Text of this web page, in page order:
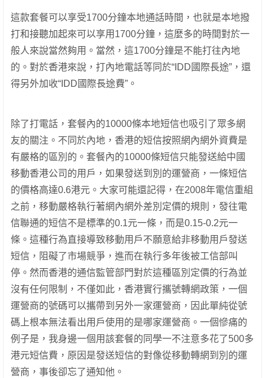
這款套餐可以享受1700分鐘本地通話時間，也就是本地撥
打和接聽加起來可以享用1700分鐘，這麼多的時間對於一
般人來說當然夠用。當然，這1700分鐘是不能打往內地
的。對於香港來說，打內地電話等同於“IDD國際長途”，還
得另外加收“IDD國際長途費”。
除了打電話，套餐內的10000條本地短信也吸引了眾多網
友的關注。不同於內地，香港的短信按照網內網外資費是
有嚴格的區別的。套餐內的10000條短信只能發送給中國
移動香港公司的用戶，如果發送到別的運營商，一條短信
的價格高達0.6港元。大家可能還記得，在2008年電信重組
之前，移動嚴格執行著網內網外差別定價的規則，發往電
信聯通的短信不是標準的0.1元一條，而是0.15-0.2元一
條。這種行為直接導致移動用戶不願意給非移動用戶發送
短信，阻礙了市場競爭，進而在執行多年後被工信部叫
停。然而香港的通信監管部門對於這種區別定價的行為並
沒有任何限制，不僅如此，香港實行攜號轉網政策，一個
運營商的號碼可以攜帶到另外一家運營商，因此單純從號
碼上根本無法看出用戶使用的是哪家運營商。一個慘痛的
例子是，我身邊一個用該套餐的同學一不注意多花了500多
港元短信費，原因是發送短信的對像從移動轉網到別的運
營商，事後卻忘了通知他。